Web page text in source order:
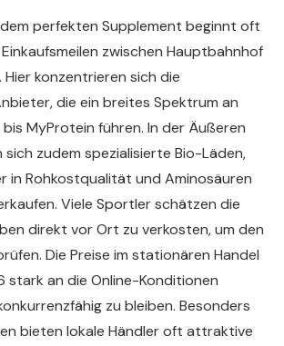
perfekten Supplement beginnt oft
zwischen Hauptbahnhof
konzentrieren sich die
die ein breites Spektrum an
bis MyProtein führen. In der Äußeren
zudem spezialisierte Bio-Läden,
in Rohkostqualität und Aminosäuren
Viele Sportler schätzen die
direkt vor Ort zu verkosten, um den
Die Preise im stationären Handel
stark an die Online-Konditionen
zu bleiben. Besonders
bieten lokale Händler oft attraktive